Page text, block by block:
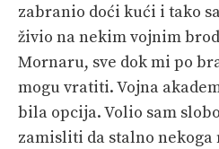
zabranio doći kući i tako
živio na nekim vojnim
Mornaru, sve dok mi po
mogu vratiti. Vojna
bila opcija. Volio sam
zamisliti da stalno nekoga